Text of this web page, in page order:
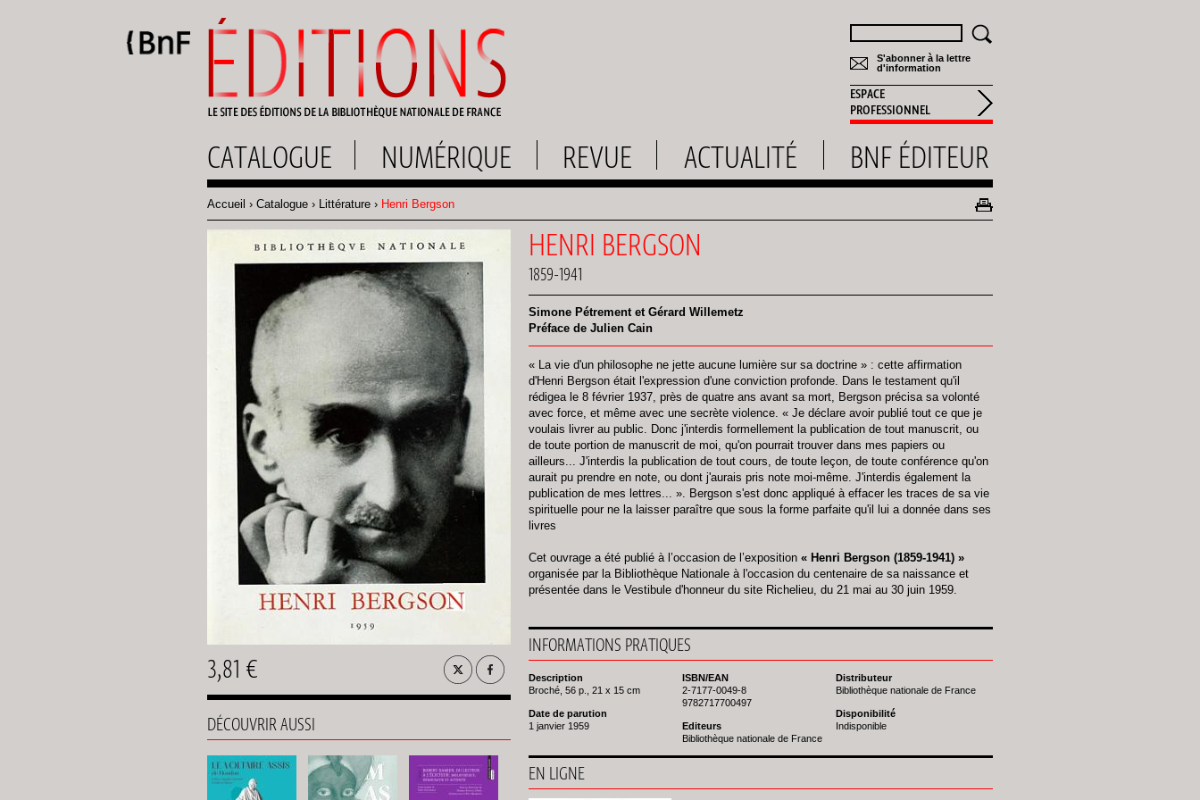
S'abonner à la lettre
d'information
ESPACE
PROFESSIONNEL
CATALOGUE NUMÉRIQUE REVUE ACTUALITÉ BNF ÉDITEUR
Fil
d'Ariane
Accueil Catalogue Littérature Henri Bergson
3,81 €
DÉCOUVRIR AUSSI
HENRI BERGSON
1859-1941
Simone Pétrement et Gérard Willemetz
Préface de Julien Cain
« La vie d'un philosophe ne jette aucune lumière sur sa doctrine » : cette affirmation
d'Henri Bergson était l'expression d'une conviction profonde. Dans le testament qu'il
rédigea le 8 février 1937, près de quatre ans avant sa mort, Bergson précisa sa volonté
avec force, et même avec une secrète violence. « Je déclare avoir publié tout ce que je
voulais livrer au public. Donc j'interdis formellement la publication de tout manuscrit, ou
de toute portion de manuscrit de moi, qu'on pourrait trouver dans mes papiers ou
ailleurs... J'interdis la publication de tout cours, de toute leçon, de toute conférence qu'on
aurait pu prendre en note, ou dont j'aurais pris note moi-même. J'interdis également la
publication de mes lettres... ». Bergson s'est donc appliqué à effacer les traces de sa vie
spirituelle pour ne la laisser paraître que sous la forme parfaite qu'il lui a donnée dans ses
livres
Cet ouvrage a été publié à l’occasion de l’exposition « Henri Bergson (1859-1941) »
organisée par la Bibliothèque Nationale à l'occasion du centenaire de sa naissance et
présentée dans le Vestibule d'honneur du site Richelieu, du 21 mai au 30 juin 1959.
INFORMATIONS PRATIQUES
Description
Broché, 56 p., 21 x 15 cm
Date de parution
1 janvier 1959
ISBN/EAN
2-7177-0049-8
9782717700497
Editeurs
Bibliothèque nationale de France
Distributeur
Bibliothèque nationale de France
Disponibilité
Indisponible
EN LIGNE